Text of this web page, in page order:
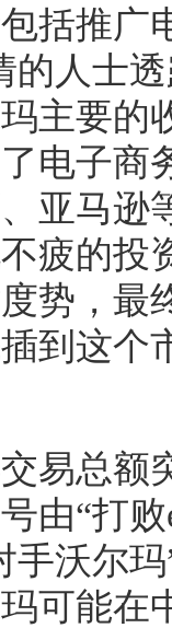
括推广
的人士
主要的
电子商
亚马逊
疲的投
势，最
到这个
总额
由“打败
手沃尔
可能在